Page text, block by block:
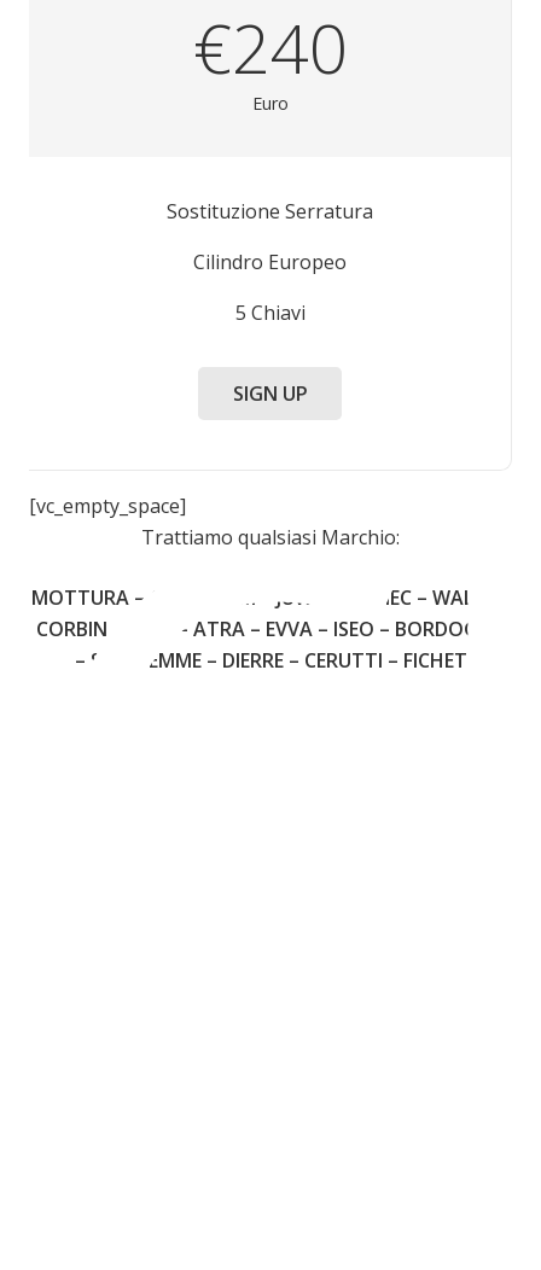
€240
Euro
Sostituzione Serratura
Cilindro Europeo
5 Chiavi
SIGN UP
[vc_empty_space]
Trattiamo qualsiasi Marchio:
MOTTURA – CISA – FIAM – JUWEL – OMEC – WALLY –
CORBIN – YALE – ATRA – EVVA – ISEO – BORDOGNA
– SECUREMME – DIERRE – CERUTTI – FICHET